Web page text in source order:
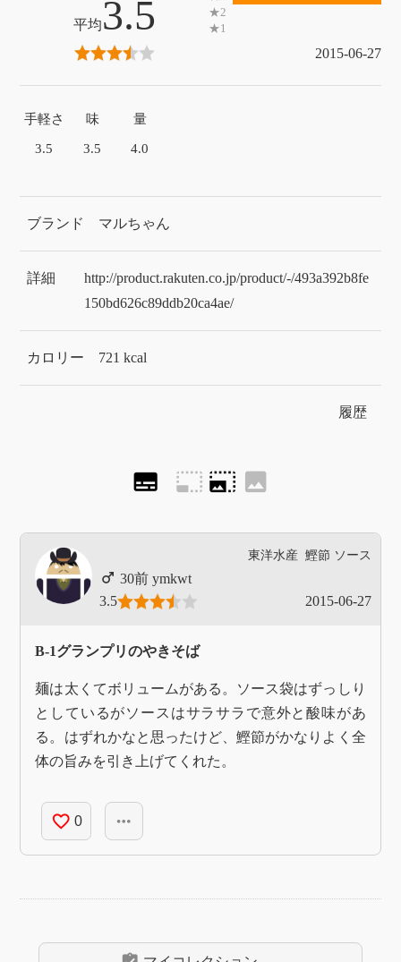
3.5
2015-06-27
手軽さ
3.5
味
3.5
量
4.0
ブランド マルちゃん
詳細
http://product.rakuten.co.jp/product/-/493a392b8fe
150bd626c89ddb20ca4ae/
カロリー 721 kcal
履歴
subtitles photo_size_select_small photo_size_select_large image
東洋水産 鰹節 ソース
ymkwt
3.5
2015-06-27
B-1グランプリのやきそば
麺は太くてボリュームがある。ソース袋はずっしり
としているがソースはサラサラで意外と酸味があ
る。はずれかなと思ったけど、鰹節がかなりよく全
体の旨みを引き上げてくれた。
favorite_border 0 more_horiz